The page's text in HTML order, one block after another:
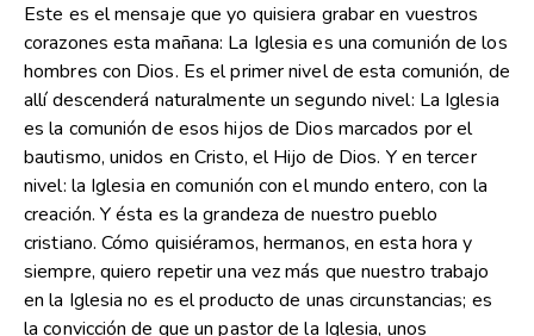
Este es el mensaje que yo quisiera grabar en vuestros
corazones esta mañana: La Iglesia es una comunión de los
hombres con Dios. Es el primer nivel de esta comunión, de
allí descenderá naturalmente un segundo nivel: La Iglesia
es la comunión de esos hijos de Dios marcados por el
bautismo, unidos en Cristo, el Hijo de Dios. Y en tercer
nivel: la Iglesia en comunión con el mundo entero, con la
creación. Y ésta es la grandeza de nuestro pueblo
cristiano. Cómo quisiéramos, hermanos, en esta hora y
siempre, quiero repetir una vez más que nuestro trabajo
en la Iglesia no es el producto de unas circunstancias; es
la convicción de que un pastor de la Iglesia, unos